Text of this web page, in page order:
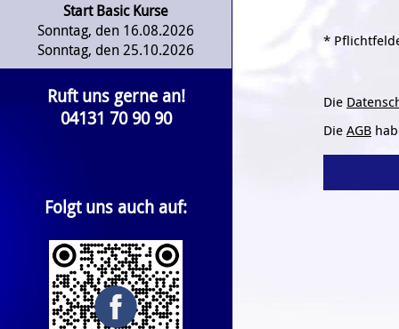
Start Basic Kurse
Sonntag, den 16.08.2026
Sonntag, den 25.10.2026
Ruft uns gerne an!
04131 70 90 90
Folgt uns auch auf:
*
Die
Die AGB